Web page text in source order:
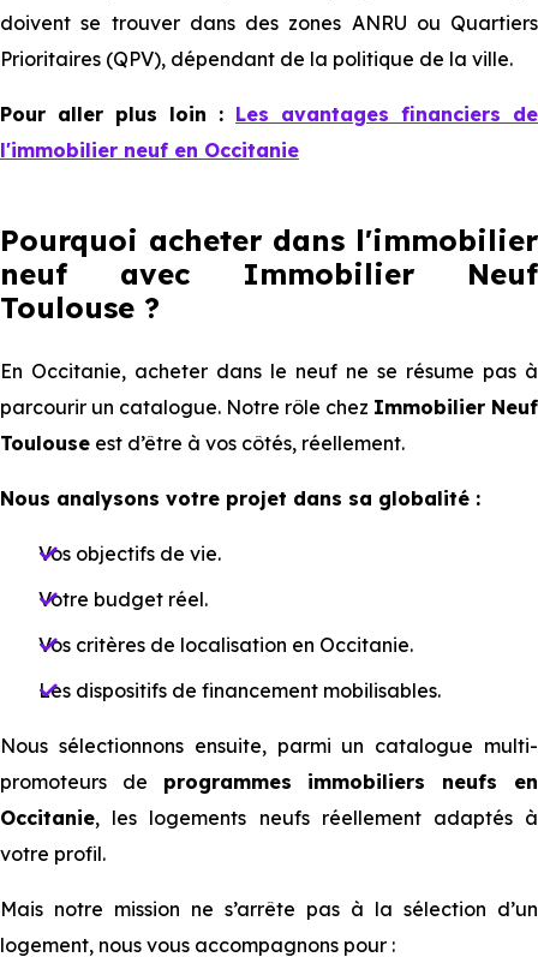
doivent se trouver dans des zones ANRU ou Quartiers
Prioritaires (QPV), dépendant de la politique de la ville.
Pour aller plus loin : Les avantages financiers de
l'immobilier neuf en Occitanie
Pourquoi acheter dans l'immobilier
neuf avec Immobilier Neuf
Toulouse ?
En Occitanie, acheter dans le neuf ne se résume pas à
parcourir un catalogue. N⁠⁠otre rôle chez Immobilier Neuf
Toulouse est d’être à vos côtés, réellement.
N⁠⁠ous analysons votre projet dans sa globalité :
Vos objectifs de vie.
Votre budget réel.
Vos critères de localisation en Occitanie.
Les dispositifs de financement mobilisables.
Nous sélectionnons ensuite, parmi un catalogue multi-
promoteurs de programmes immobiliers neufs en
Occitanie, les logements neufs réellement adaptés à
votre profil.
M⁠⁠ais notre mission ne s’arrête pas à la sélection d’un
logement, nous vous accompagnons pour :